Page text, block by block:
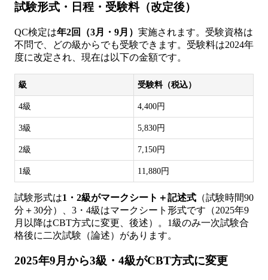
試験形式・日程・受験料（改定後）
QC検定は年2回（3月・9月） 実施されます。受験資格は
不問で、どの級からでも受験できます。受験料は2024年
度に改定され、現在は以下の金額です。
級 受験料（税込）
4級 4,400円
3級 5,830円
2級 7,150円
1級 11,880円
試験形式は1・2級がマークシート＋記述式 （試験時間90
分＋30分）、3・4級はマークシート形式です（2025年9
月以降はCBT方式に変更、後述）。1級のみ一次試験合
格後に二次試験（論述）があります。
2025年9月から3級・4級がCBT方式に変更